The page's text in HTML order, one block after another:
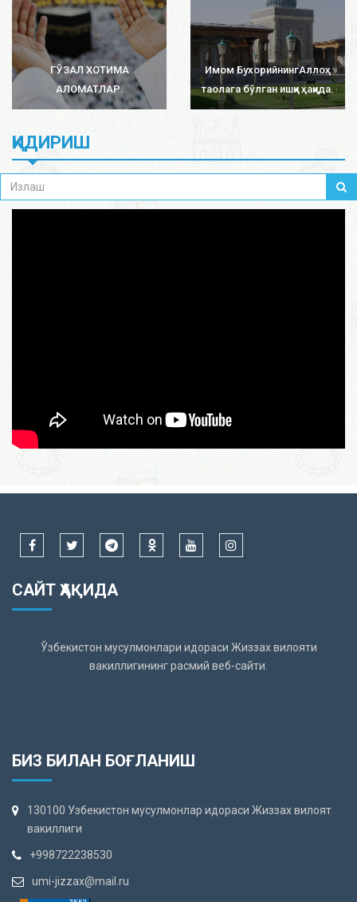
ГЎЗАЛ ХОТИМА
АЛОМАТЛАР.
Имом БухорийнингАллоҳ
таолага бўлган ишқи ҳақида.
ҚИДИРИШ
САЙТ ҲАҚИДА
Ўзбекистон мусулмонлари идораси Жиззах вилояти
вакиллигининг расмий веб-сайти.
БИЗ БИЛАН БОҒЛАНИШ
130100 Узбекистон мусулмонлар идораси Жиззах вилоят
вакиллиги
+998722238530
umi-jizzax@mail.ru